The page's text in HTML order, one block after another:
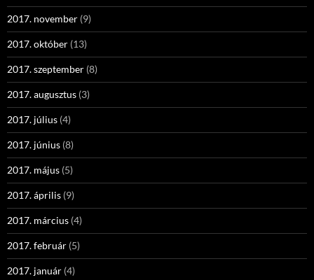
2017. november (9)
2017. október (13)
2017. szeptember (8)
2017. augusztus (3)
2017. július (4)
2017. június (8)
2017. május (5)
2017. április (9)
2017. március (4)
2017. február (5)
2017. január (4)